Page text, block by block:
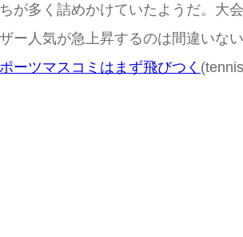
多く詰めかけていたようだ。大
人気が急上昇するのは間違いない
ーツマスコミはまず飛びつく